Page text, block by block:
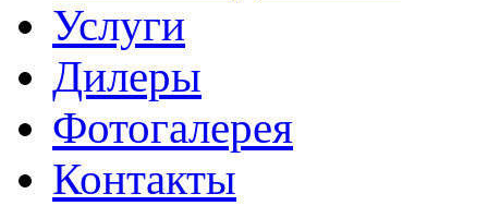
Услуги
Дилеры
Фотогалерея
Контакты